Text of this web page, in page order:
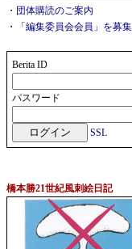
・ 団体購読のご案内
・
「編集委員会会員」を募集
Berita ID
パスワード
SSL
橋本勝21世紀風刺絵日記